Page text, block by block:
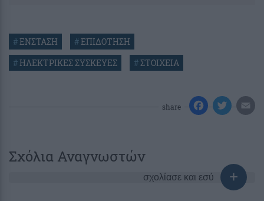
#ΕΝΣΤΑΣΗ #ΕΠΙΔΟΤΗΣΗ
#ΗΛΕΚΤΡΙΚΕΣ ΣΥΣΚΕΥΕΣ #ΣΤΟΙΧΕΙΑ
share
Σχόλια Αναγνωστών
σχολίασε και εσύ